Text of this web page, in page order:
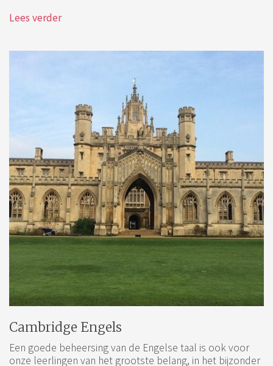
Lees verder
Cambridge Engels
Een goede beheersing van de Engelse taal is ook voor
onze leerlingen van het grootste belang, in het bijzonder